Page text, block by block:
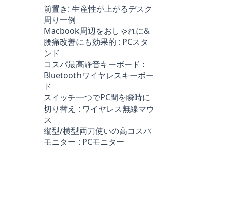
前置き: 生産性が上がるデスク
周り一例
Macbook周辺をおしゃれに&
腰痛改善にも効果的 : PCスタ
ンド
コスパ最高静音キーボード :
Bluetoothワイヤレスキーボー
ド
スイッチ一つでPC間を瞬時に
切り替え : ワイヤレス無線マウ
ス
縦型/横型両刀使いの高コスパ
モニター : PCモニター